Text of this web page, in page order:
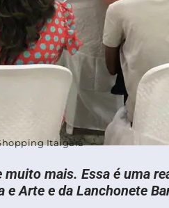
Itaigara
mais. Essa é uma
Arte e da Lanchonete